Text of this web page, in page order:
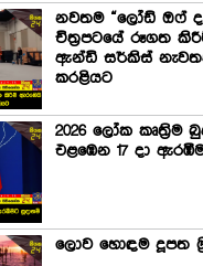
නවතම “ලෝඩ් ඔෆ්
චිත්‍රපටයේ රූගත
ඇන්ඩි සර්කිස්
කරළියට
2026 ලෝක කෘත්‍රිම
එළඹෙන 17 දා
ලොව හොඳම දූපත